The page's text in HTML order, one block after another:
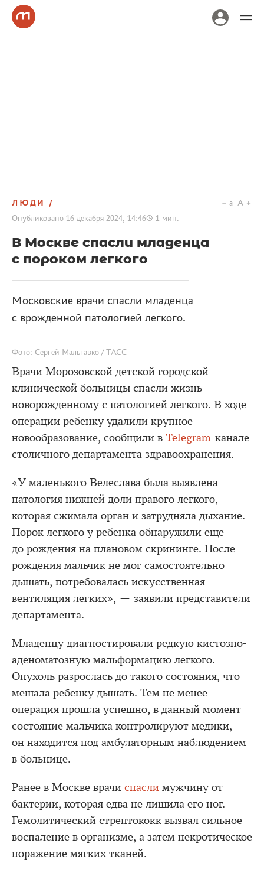
ЛЮДИ
Опубликовано 16 декабря 2024, 14:46 1 мин.
a A
В Москве спасли младенца
с пороком легкого
Московские врачи спасли младенца
с врожденной патологией легкого.
Фото: Сергей Мальгавко / ТАСС
Врачи Морозовской детской городской
клинической больницы спасли жизнь
новорожденному с патологией легкого. В ходе
операции ребенку удалили крупное
новообразование, сообщили в Telegram-канале
столичного департамента здравоохранения.
«У маленького Велеслава была выявлена
патология нижней доли правого легкого,
которая сжимала орган и затрудняла дыхание.
Порок легкого у ребенка обнаружили еще
до рождения на плановом скрининге. После
рождения мальчик не мог самостоятельно
дышать, потребовалась искусственная
вентиляция легких», — заявили представители
департамента.
Младенцу диагностировали редкую кистозно-
аденоматозную мальформацию легкого.
Опухоль разрослась до такого состояния, что
мешала ребенку дышать. Тем не менее
операция прошла успешно, в данный момент
состояние мальчика контролируют медики,
он находится под амбулаторным наблюдением
в больнице.
Ранее в Москве врачи спасли мужчину от
бактерии, которая едва не лишила его ног.
Гемолитический стрептококк вызвал сильное
воспаление в организме, а затем некротическое
поражение мягких тканей.